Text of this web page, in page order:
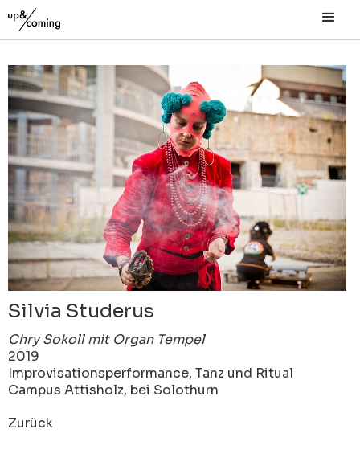
Silvia Studerus
Chry Sokoll mit Organ Tempel
2019
Improvisationsperformance, Tanz und Ritual
Campus Attisholz, bei Solothurn
Zurück